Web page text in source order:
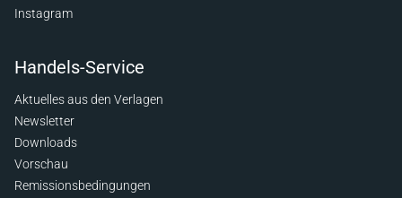
Instagram
Handels-Service
Aktuelles aus den Verlagen
Newsletter
Downloads
Vorschau
Remissionsbedingungen